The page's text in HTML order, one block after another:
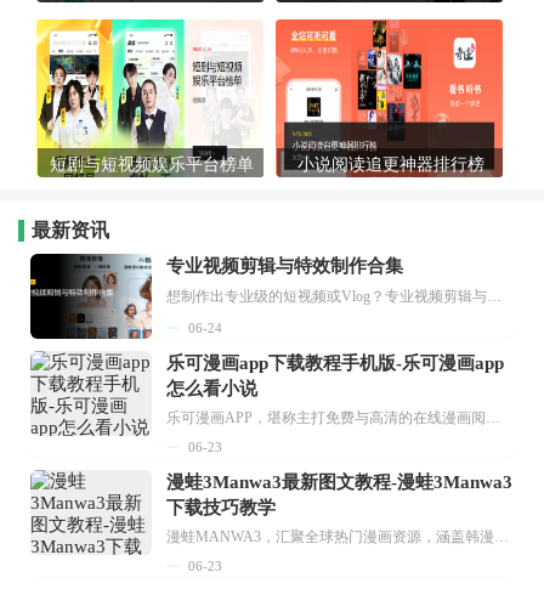
短剧与短视频娱乐平台榜单 小说阅读追更神器排行榜
最新资讯
专业视频剪辑与特效制作合集
想制作出专业级的短视频或Vlog？专业视频剪辑与特效制作大全专题为你提供了从剪辑、抠像到特效包装的全套解决方案。无论是添加炫酷的片头、进行精准的视频抠图，还是制...
06-24
乐可漫画app下载教程手机版-乐可漫画app
怎么看小说
06-23
漫蛙3Manwa3最新图文教程-漫蛙3Manwa3
下载技巧教学
06-23